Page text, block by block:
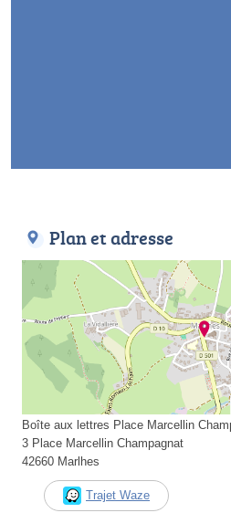
Plan et adresse
Boîte aux lettres Place Marcellin
3 Place Marcellin Champagnat
42660 Marlhes
Trajet Waze